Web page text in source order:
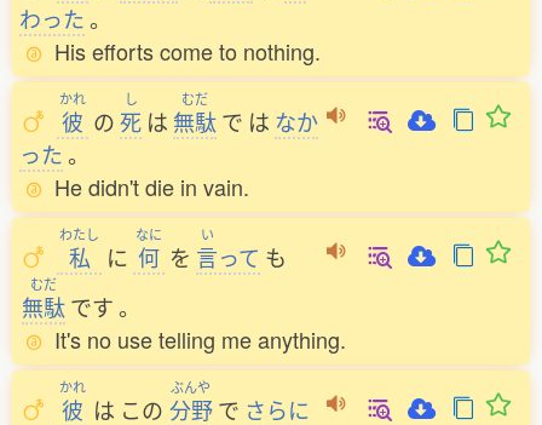
わった。
His efforts come to nothing.
かれ
彼 の
し
死 は
むだ
無駄で は なか
った。
He didn't die in vain.
わたし
私 に
なに
何 を
い
言って も
むだ
無駄です。
It's no use telling me anything.
かれ
彼 は この
ぶんや
分野 で さらに